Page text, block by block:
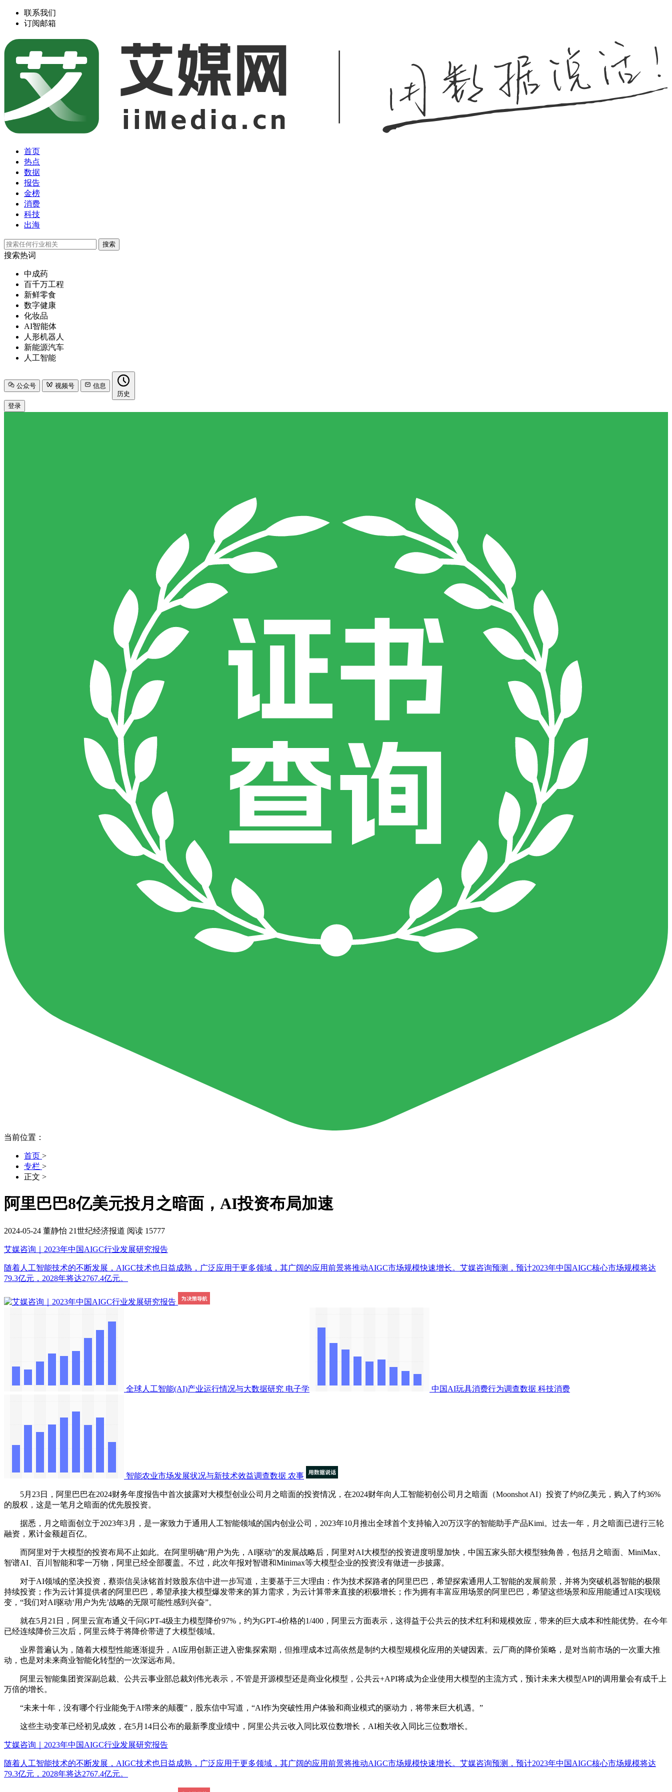
联系我们
订阅邮箱
首页
热点
数据
报告
金榜
消费
科技
出海
搜索
搜索热词
中成药
百千万工程
新鲜零食
数字健康
化妆品
AI智能体
人形机器人
新能源汽车
人工智能
公众号 视频号
信息
历史
登录
当前位置：
首页 >
专栏 >
正文 >
阿里巴巴8亿美元投月之暗面，AI投资布局加速
2024-05-24 董静怡 21世纪经济报道 阅读 15777
艾媒咨询｜2023年中国AIGC行业发展研究报告
随着人工智能技术的不断发展，AIGC技术也日益成熟，广泛应用于更多领域，其广阔的应用前景将推动AIGC市场规模快速增长。艾媒咨询预测，预计2023年中国AIGC核心市场规模将达
79.3亿元，2028年将达2767.4亿元。
全球人工智能(AI)产业运行情况与大数据研究 电子学 中国AI玩具消费行为调查数据 科技消费
智能农业市场发展状况与新技术效益调查数据 农事
5月23日，阿里巴巴在2024财务年度报告中首次披露对大模型创业公司月之暗面的投资情况，在2024财年向人工智能初创公司月之暗面（Moonshot AI）投资了约8亿美元，购入了约36%
的股权，这是一笔月之暗面的优先股投资。
据悉，月之暗面创立于2023年3月，是一家致力于通用人工智能领域的国内创业公司，2023年10月推出全球首个支持输入20万汉字的智能助手产品Kimi。过去一年，月之暗面已进行三轮
融资，累计金额超百亿。
而阿里对于大模型的投资布局不止如此。在阿里明确“用户为先，AI驱动”的发展战略后，阿里对AI大模型的投资进度明显加快，中国五家头部大模型独角兽，包括月之暗面、MiniMax、
智谱AI、百川智能和零一万物，阿里已经全部覆盖。不过，此次年报对智谱和Minimax等大模型企业的投资没有做进一步披露。
对于AI领域的坚决投资，蔡崇信吴泳铭首封致股东信中进一步写道，主要基于三大理由：作为技术探路者的阿里巴巴，希望探索通用人工智能的发展前景，并将为突破机器智能的极限
持续投资；作为云计算提供者的阿里巴巴，希望承接大模型爆发带来的算力需求，为云计算带来直接的积极增长；作为拥有丰富应用场景的阿里巴巴，希望这些场景和应用能通过AI实现锐
变，“我们对AI驱动‘用户为先’战略的无限可能性感到兴奋”。
就在5月21日，阿里云宣布通义千问GPT-4级主力模型降价97%，约为GPT-4价格的1/400，阿里云方面表示，这得益于公共云的技术红利和规模效应，带来的巨大成本和性能优势。在今年
已经连续降价三次后，阿里云终于将降价带进了大模型领域。
业界普遍认为，随着大模型性能逐渐提升，AI应用创新正进入密集探索期，但推理成本过高依然是制约大模型规模化应用的关键因素。云厂商的降价策略，是对当前市场的一次重大推
动，也是对未来商业智能化转型的一次深远布局。
阿里云智能集团资深副总裁、公共云事业部总裁刘伟光表示，不管是开源模型还是商业化模型，公共云+API将成为企业使用大模型的主流方式，预计未来大模型API的调用量会有成千上
万倍的增长。
“未来十年，没有哪个行业能免于AI带来的颠覆”，股东信中写道，“AI作为突破性用户体验和商业模式的驱动力，将带来巨大机遇。”
这些主动变革已经初见成效，在5月14日公布的最新季度业绩中，阿里公共云收入同比双位数增长，AI相关收入同比三位数增长。
艾媒咨询｜2023年中国AIGC行业发展研究报告
随着人工智能技术的不断发展，AIGC技术也日益成熟，广泛应用于更多领域，其广阔的应用前景将推动AIGC市场规模快速增长。艾媒咨询预测，预计2023年中国AIGC核心市场规模将达
79.3亿元，2028年将达2767.4亿元。